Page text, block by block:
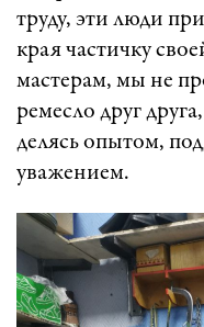
труду, эти люди
края частичку
мастерам, мы не
ремесло друг
делясь опытом,
уважением.